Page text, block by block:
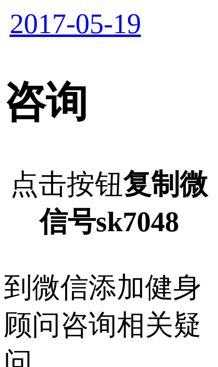
2017-05-19
咨询
点击按钮复制微
信号sk7048
到微信添加健身
顾问咨询相关疑